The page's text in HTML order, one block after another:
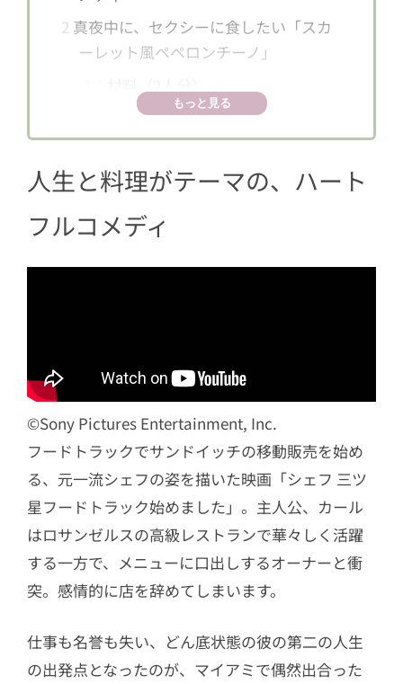
2 真夜中に、セクシーに食したい「スカ
ーレット風ペペロンチーノ」
作り方
もっと見る
人生と料理がテーマの、ハート
フルコメディ
©︎Sony Pictures Entertainment, Inc.
フードトラックでサンドイッチの移動販売を始め
る、元一流シェフの姿を描いた映画「シェフ 三ツ
星フードトラック始めました」。主人公、カール
はロサンゼルスの高級レストランで華々しく活躍
する一方で、メニューに口出しするオーナーと衝
突。感情的に店を辞めてしまいます。
仕事も名誉も失い、どん底状態の彼の第二の人生
の出発点となったのが、マイアミで偶然出合った